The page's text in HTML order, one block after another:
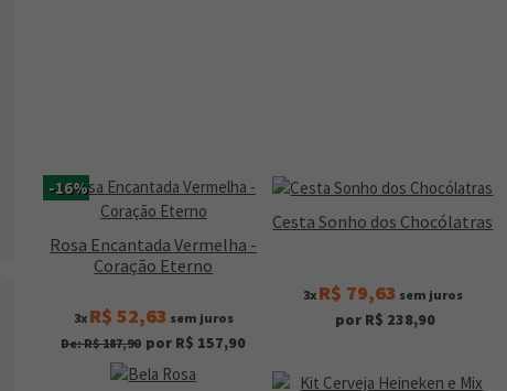
-16%
Rosa Encantada Vermelha -
Coração Eterno
3x R$ 52,63 sem juros
De: R$ 187,90 por R$ 157,90
Cesta Sonho dos Chocólatras
3x R$ 79,63 sem juros
por R$ 238,90